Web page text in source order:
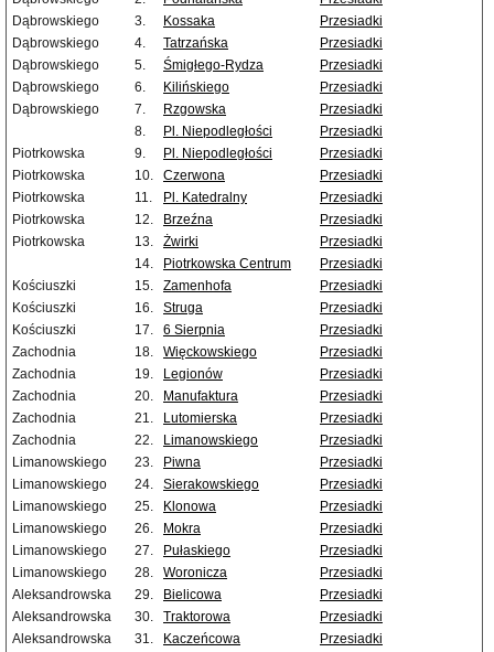
Dąbrowskiego
3. Kossaka
Przesiadki
Dąbrowskiego
4. Tatrzańska
Przesiadki
Dąbrowskiego
5. Śmigłego-Rydza
Przesiadki
Dąbrowskiego
6. Kilińskiego
Przesiadki
Dąbrowskiego
7. Rzgowska
Przesiadki
8.
Pl. Niepodległości
Przesiadki
Piotrkowska
9. Pl. Niepodległości
Przesiadki
Piotrkowska
10. Czerwona
Przesiadki
Piotrkowska
11. Pl. Katedralny
Przesiadki
Piotrkowska
12. Brzeźna
Przesiadki
Piotrkowska
13. Żwirki
Przesiadki
14.
Piotrkowska Centrum
Przesiadki
Kościuszki
15. Zamenhofa
Przesiadki
Kościuszki
16. Struga
Przesiadki
Kościuszki
17. 6 Sierpnia
Przesiadki
Zachodnia
18. Więckowskiego
Przesiadki
Zachodnia
19. Legionów
Przesiadki
Zachodnia
20. Manufaktura
Przesiadki
Zachodnia
21. Lutomierska
Przesiadki
Zachodnia
22. Limanowskiego
Przesiadki
Limanowskiego
23. Piwna
Przesiadki
Limanowskiego
24. Sierakowskiego
Przesiadki
Limanowskiego
25. Klonowa
Przesiadki
Limanowskiego
26. Mokra
Przesiadki
Limanowskiego
27. Pułaskiego
Przesiadki
Limanowskiego
28. Woronicza
Przesiadki
Aleksandrowska
29. Bielicowa
Przesiadki
Aleksandrowska
30. Traktorowa
Przesiadki
Aleksandrowska
31. Kaczeńcowa
Przesiadki